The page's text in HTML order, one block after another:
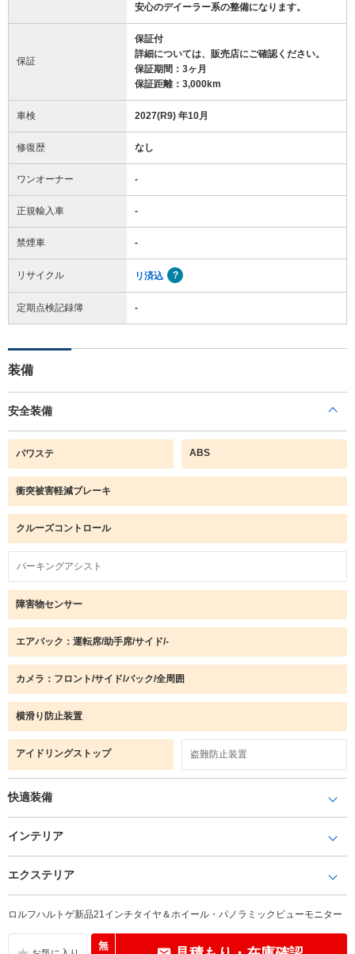
安心のデイーラー系の整備になります。
保証
保証付
詳細については、販売店にご確認ください。
保証期間：3ヶ月
保証距離：3,000km
車検 2027(R9) 年10月
修復歴 なし
ワンオーナー -
正規輸入車 -
禁煙車 -
リサイクル リ済込
定期点検記録簿 -
装備
安全装備
パワステ ABS
衝突被害軽減ブレーキ
クルーズコントロール
パーキングアシスト
障害物センサー
エアバック：運転席/助手席/サイド/-
カメラ：フロント/サイド/バック/全周囲
横滑り防止装置
アイドリングストップ 盗難防止装置
快適装備
インテリア
エクステリア
ロルフハルトゲ新品21インチタイヤ＆ホイール・パノラミックビューモニター
無